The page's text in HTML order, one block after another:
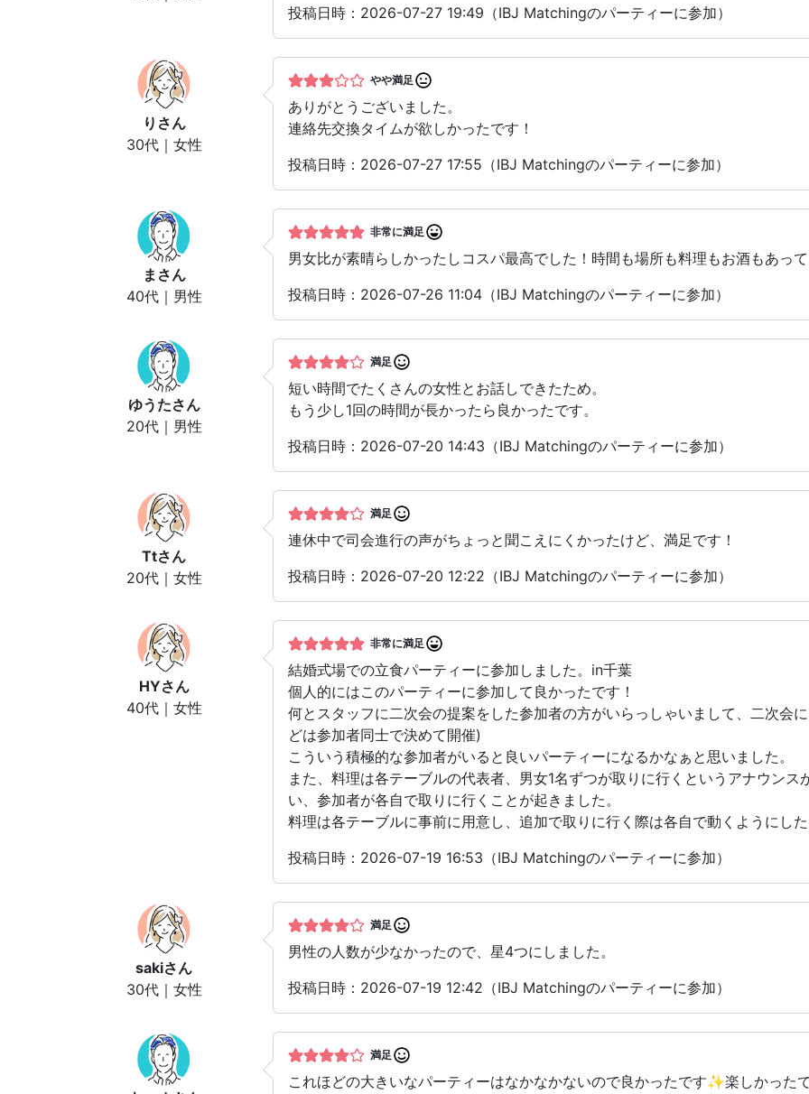
投稿日時：2026-07-27 19:49（IBJ Matchingのパーティーに参加）
り さん
30代｜女性
やや満足
ありがとうございました。
連絡先交換タイムが欲しかったです！
投稿日時：2026-07-27 17:55（IBJ Matchingのパーティーに参加）
ま さん
40代｜男性
非常に満足
男女比が素晴らしかったしコスパ最高でした！時間も場所も料理もお酒もあっ
投稿日時：2026-07-26 11:04（IBJ Matchingのパーティーに参加）
ゆうたさん
20代｜男性
満足
短い時間でたくさんの女性とお話しできたため。
もう少し1回の時間が長かったら良かったです。
投稿日時：2026-07-20 14:43（IBJ Matchingのパーティーに参加）
Ttさん
20代｜女性
満足
連休中で司会進行の声がちょっと聞こえにくかったけど、満足です！
投稿日時：2026-07-20 12:22（IBJ Matchingのパーティーに参加）
HYさん
40代｜女性
非常に満足
結婚式場での立食パーティーに参加しました。in千葉
個人的にはこのパーティーに参加して良かったです！
何とスタッフに二次会の提案をした参加者の方がいらっしゃいまして、二次会
どは参加者同士で決めて開催)
こういう積極的な参加者がいると良いパーティーになるかなぁと思いました。
また、料理は各テーブルの代表者、男女1名ずつが取りに行くというアナウン
い、参加者が各自で取りに行くことが起きました。
料理は各テーブルに事前に用意し、追加で取りに行く際は各自で動くようにし
投稿日時：2026-07-19 16:53（IBJ Matchingのパーティーに参加）
sakiさん
30代｜女性
満足
男性の人数が少なかったので、星4つにしました。
投稿日時：2026-07-19 12:42（IBJ Matchingのパーティーに参加）
満足
これほどの大きいなパーティーはなかなかないので良かったです✨楽しかった